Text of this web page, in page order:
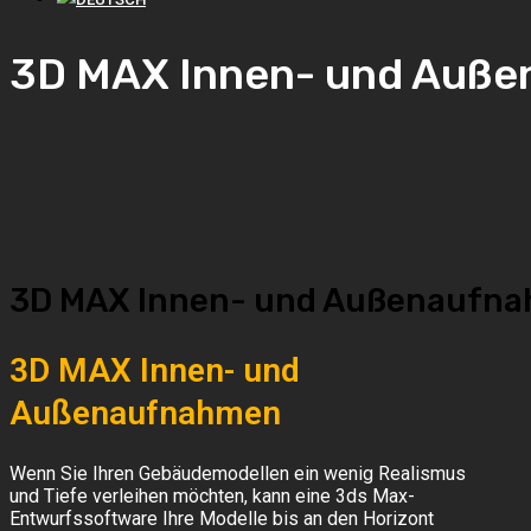
3D MAX Innen- und
3D MAX Innen- und
3D MAX Innen- und
Außenaufnahmen
Wenn Sie Ihren Gebäudemodellen ein wenig Realismus
und Tiefe verleihen möchten, kann eine 3ds Max-
Entwurfssoftware Ihre Modelle bis an den Horizont